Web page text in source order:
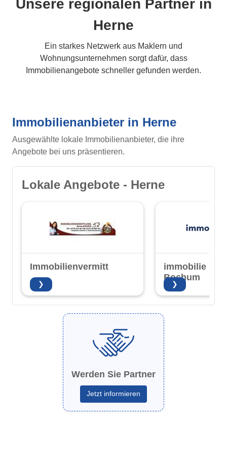
Unsere regionalen Partner in
Herne
Ein starkes Netzwerk aus Maklern und
Wohnungsunternehmen sorgt dafür, dass
Immobilienangebote schneller gefunden werden.
Immobilienanbieter in Herne
Ausgewählte lokale Immobilienanbieter, die ihre
Angebote bei uns präsentieren.
Lokale Angebote - Herne
Immobilienvermittlung
❯
immobilie nrw
Bochum
❯
Werden Sie Partner
Jetzt informieren